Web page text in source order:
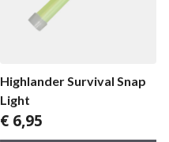
Highlander Survival Snap
Light
€ 6,95